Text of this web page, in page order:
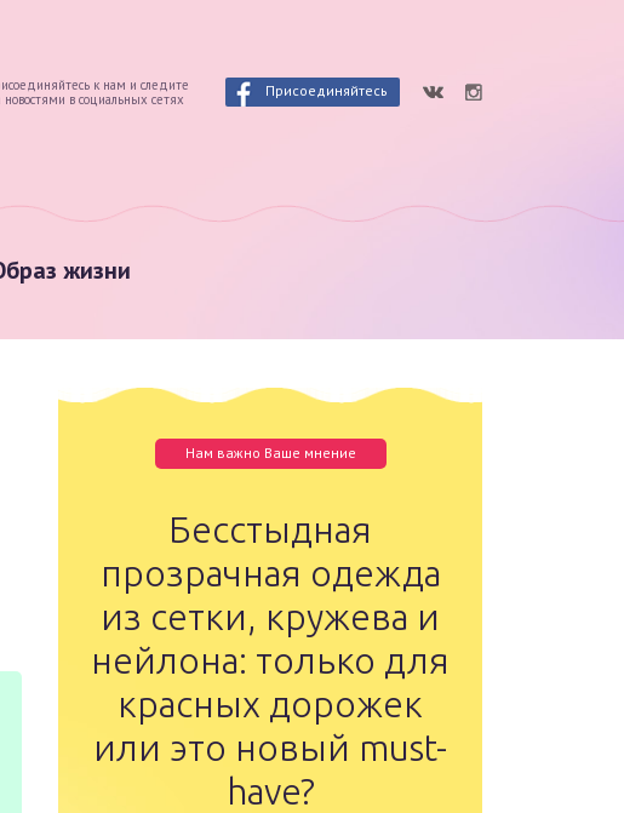
жизни
к нам и следите
новостями в социальных сетях
Присоединяйтесь
Нам важно Ваше мнение
Бесстыдная
прозрачная одежда
из сетки, кружева и
нейлона: только для
красных дорожек
или это новый must-
have?